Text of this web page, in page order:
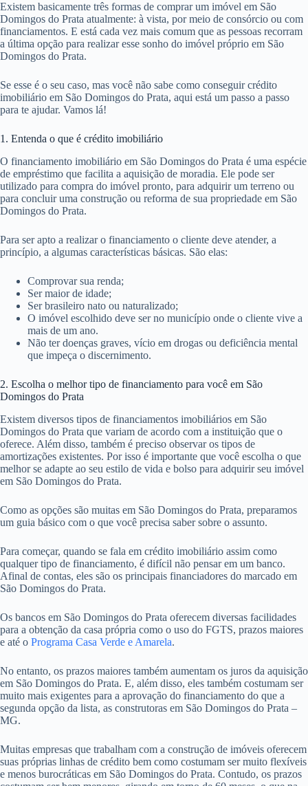
Existem basicamente três formas de comprar um imóvel em São
Domingos do Prata atualmente: à vista, por meio de consórcio ou com
financiamentos. E está cada vez mais comum que as pessoas recorram
a última opção para realizar esse sonho do imóvel próprio em São
Domingos do Prata.
Se esse é o seu caso, mas você não sabe como conseguir crédito
imobiliário em São Domingos do Prata, aqui está um passo a passo
para te ajudar. Vamos lá!
1. Entenda o que é crédito imobiliário
O financiamento imobiliário em São Domingos do Prata é uma espécie
de empréstimo que facilita a aquisição de moradia. Ele pode ser
utilizado para compra do imóvel pronto, para adquirir um terreno ou
para concluir uma construção ou reforma de sua propriedade em São
Domingos do Prata.
Para ser apto a realizar o financiamento o cliente deve atender, a
princípio, a algumas características básicas. São elas:
Comprovar sua renda;
Ser maior de idade;
Ser brasileiro nato ou naturalizado;
O imóvel escolhido deve ser no município onde o cliente vive a
mais de um ano.
Não ter doenças graves, vício em drogas ou deficiência mental
que impeça o discernimento.
2. Escolha o melhor tipo de financiamento para você em São
Domingos do Prata
Existem diversos tipos de financiamentos imobiliários em São
Domingos do Prata que variam de acordo com a instituição que o
oferece. Além disso, também é preciso observar os tipos de
amortizações existentes. Por isso é importante que você escolha o que
melhor se adapte ao seu estilo de vida e bolso para adquirir seu imóvel
em São Domingos do Prata.
Como as opções são muitas em São Domingos do Prata, preparamos
um guia básico com o que você precisa saber sobre o assunto.
Para começar, quando se fala em crédito imobiliário assim como
qualquer tipo de financiamento, é difícil não pensar em um banco.
Afinal de contas, eles são os principais financiadores do marcado em
São Domingos do Prata.
Os bancos em São Domingos do Prata oferecem diversas facilidades
para a obtenção da casa própria como o uso do FGTS, prazos maiores
e até o Programa Casa Verde e Amarela.
No entanto, os prazos maiores também aumentam os juros da aquisição
em São Domingos do Prata. E, além disso, eles também costumam ser
muito mais exigentes para a aprovação do financiamento do que a
segunda opção da lista, as construtoras em São Domingos do Prata –
MG.
Muitas empresas que trabalham com a construção de imóveis oferecem
suas próprias linhas de crédito bem como costumam ser muito flexíveis
e menos burocráticas em São Domingos do Prata. Contudo, os prazos